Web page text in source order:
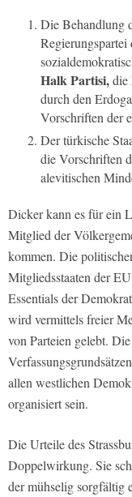
Die Behandlung
Halk Partisi,die
durch den
Vorschriften der
Der türkische
die Vorschriften
alevitischen
Dicker kann es für ein
Mitglied der
kommen. Die
Mitgliedsstaaten der
Essentials der
wird vermittels freier
von Parteien gelebt.
allen westlichen
organisiert sein.
Die Urteile des
Doppelwirkung. Sie
der mühselig sorgfältig